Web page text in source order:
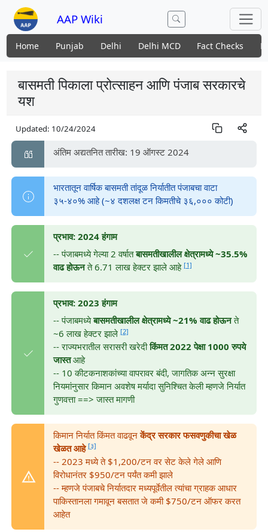
AAP Wiki
Home Punjab Delhi Delhi MCD Fact Checks
बासमती पिकाला प्रोत्साहन आणि पंजाब सरकारचे
यश
Updated: 10/24/2024
अंतिम अद्यतनित तारीख: 19 ऑगस्ट 2024
भारतातून वार्षिक बासमती तांदूळ निर्यातीत पंजाबचा वाटा
३५-४०% आहे (~४ दशलक्ष टन किमतीचे ३६,००० कोटी)
प्रभाव: 2024 हंगाम
-- पंजाबमध्ये गेल्या 2 वर्षातबासमतीखालील क्षेत्रामध्ये ~35.5%
वाढ होऊनते 6.71 लाख हेक्टर झाले आहे[1]
प्रभाव: 2023 हंगाम
-- पंजाबमध्येबासमतीखालील क्षेत्रामध्ये ~21% वाढ होऊनते
~6 लाख हेक्टर झाले[2]
-- राज्यभरातील सरासरी खरेदीकिंमत 2022 पेक्षा 1000 रुपये
जास्तआहे
-- 10 कीटकनाशकांच्या वापरावर बंदी, जागतिक अन्न सुरक्षा
नियमांनुसार किमान अवशेष मर्यादा सुनिश्चित केली म्हणजे निर्यात
गुणवत्ता ==> जास्त मागणी
किमान निर्यात किंमत वाढवूनकेंद्र सरकार फसवणुकीचा खेळ
खेळत आहे [३]
-- 2023 मध्ये ते $1,200/टन वर सेट केले गेले आणि
विरोधानंतर $950/टन पर्यंत कमी झाले
-- म्हणजे पंजाबचे निर्यातदार मध्यपूर्वेतील त्यांचा ग्राहक आधार
पाकिस्तानला गमावून बसतात जे कमी $750/टन ऑफर करत
आहेत